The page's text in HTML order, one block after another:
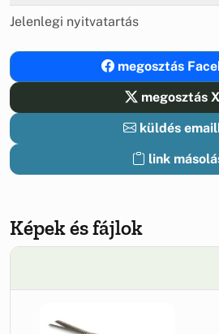
Jelenlegi nyitvatartás
megosztás
megosztás
küldés
link
Képek és fájlok